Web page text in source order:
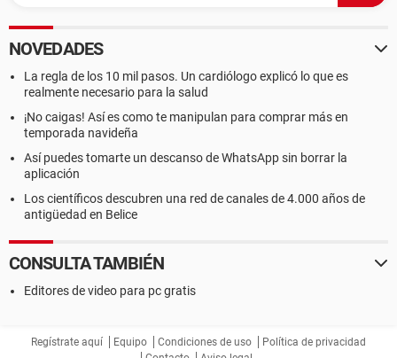
NOVEDADES
La regla de los 10 mil pasos. Un cardiólogo explicó lo que es
realmente necesario para la salud
¡No caigas! Así es como te manipulan para comprar más en
temporada navideña
Así puedes tomarte un descanso de WhatsApp sin borrar la
aplicación
Los científicos descubren una red de canales de 4.000 años de
antigüedad en Belice
CONSULTA TAMBIÉN
Editores de video para pc gratis
Regístrate aquí Equipo Condiciones de uso
Política de privacidad